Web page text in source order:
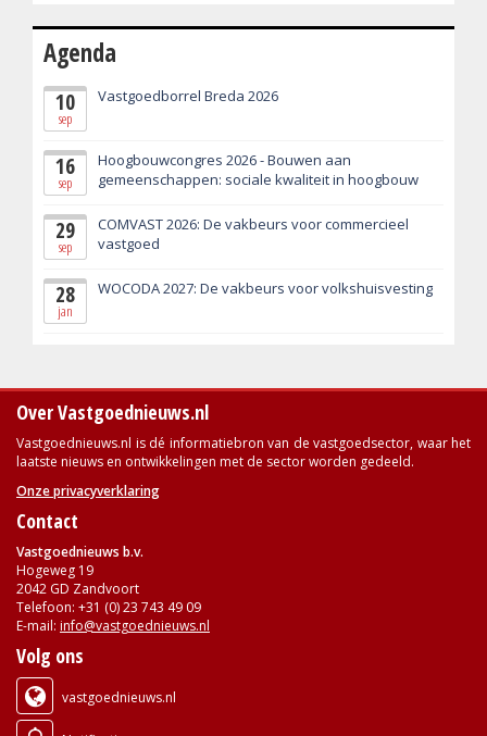
Agenda
10
sep
Vastgoedborrel Breda 2026
16
sep
Hoogbouwcongres 2026 - Bouwen aan
gemeenschappen: sociale kwaliteit in hoogbouw
29
sep
COMVAST 2026: De vakbeurs voor commercieel
vastgoed
28
jan
WOCODA 2027: De vakbeurs voor volkshuisvesting
Over Vastgoednieuws.nl
Vastgoednieuws.nl is dé informatiebron van de vastgoedsector, waar het
laatste nieuws en ontwikkelingen met de sector worden gedeeld.
Onze privacyverklaring
Contact
Vastgoednieuws b.v.
Hogeweg 19
2042 GD Zandvoort
Telefoon: +31 (0) 23 743 49 09
E-mail: info@vastgoednieuws.nl
Volg ons
vastgoednieuws.nl